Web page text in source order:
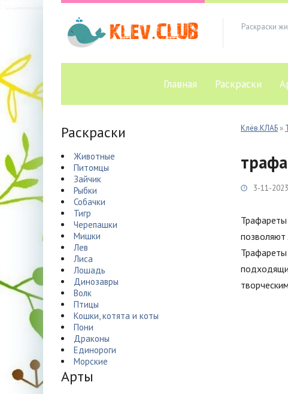
Раскраски
Главная Раскраски
Клёв.КЛАБ »
3-11-
позволяют
Раскраски
Животные
Питомцы
Зайчик
Рыбки
Собачки
Тигр
Черепашки
Мишки
Лев
Лиса
Лошадь
Динозавры
Волк
Птицы
Кошки, котята и коты
Пони
Драконы
Единороги
Морские
Арты